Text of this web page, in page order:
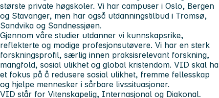
største private høgskoler. Vi har campuser i Oslo, Bergen
og Stavanger, men har også utdanningstilbud i Tromsø,
Sandvika og Sandnessjøen.
Gjennom våre studier utdanner vi kunnskapsrike,
reflekterte og modige profesjonsutøvere. Vi har en sterk
forskningsprofil, særlig innen praksisrelevant forskning,
mangfold, sosial ulikhet og global kristendom. VID skal ha
et fokus på å redusere sosial ulikhet, fremme fellesskap
og hjelpe mennesker i sårbare livssituasjoner.
VID står for Vitenskapelig, Internasjonal og Diakonal.